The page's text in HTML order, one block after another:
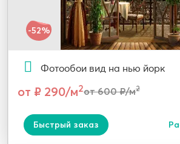
-52%
Фотообои вид на нью йорк
от ₽ 290/м2от 600 ₽/м2
Быстрый заказ